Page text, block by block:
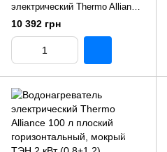
электрический Thermo Alliance
50 л плоский горизонтальный,
мокрый ТЭН 2 кВт (0,8+1,2)
10 392 грн